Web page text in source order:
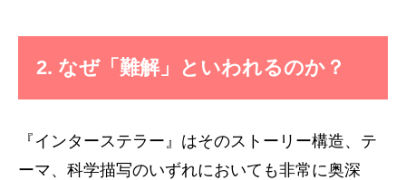
2. なぜ「難解」といわれるのか？
『インターステラー』はそのストーリー構造、テ
ーマ、科学描写のいずれにおいても非常に奥深